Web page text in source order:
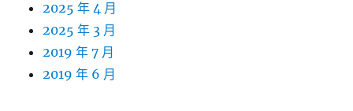
2025 年 4 月
2025 年 3 月
2019 年 7 月
2019 年 6 月